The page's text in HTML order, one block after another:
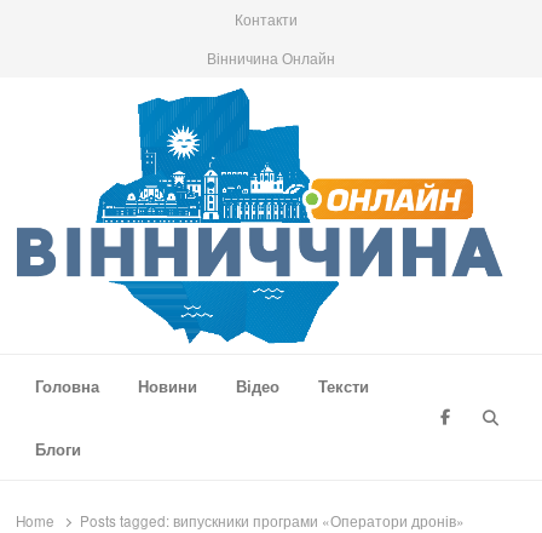
Контакти
Вінничина Онлайн
Головна
Новини Відео Тексти
Блоги
Home Posts tagged: випускники програми «Оператори дронів»